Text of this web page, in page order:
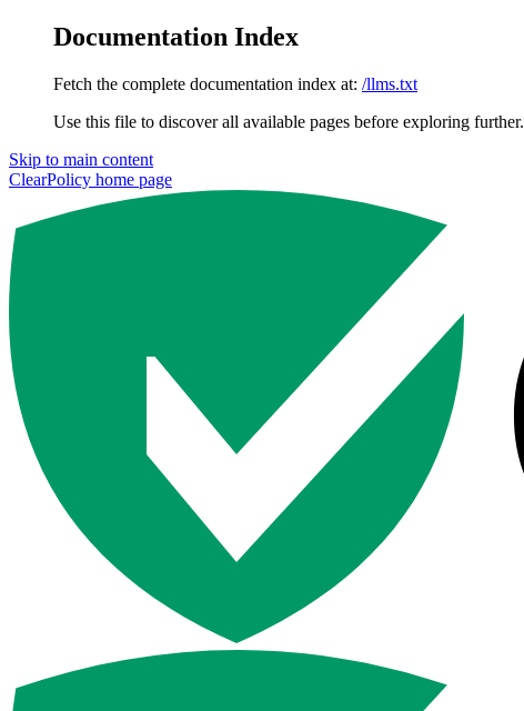
Documentation Index
Fetch the complete documentation index at: /llms.txt
Use this file to discover all available pages before exploring further.
Skip to main content
ClearPolicy home page